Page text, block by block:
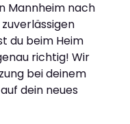
Mannheim nach
du beim Heim
richtig! Wir
bei deinem
dein neues